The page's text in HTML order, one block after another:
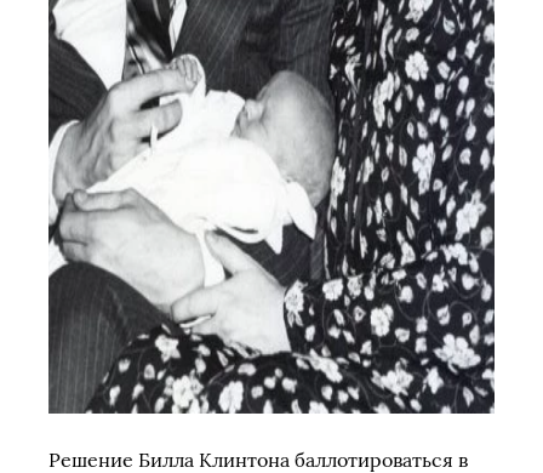
Решение Билла Клинтона баллотироваться в